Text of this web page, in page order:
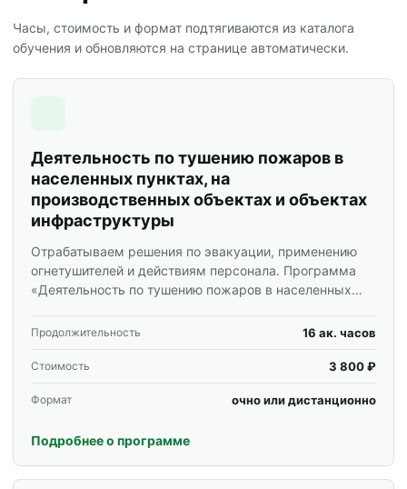
Часы, стоимость и формат подтягиваются из каталога
обучения и обновляются на странице автоматически.
Деятельность по тушению пожаров в
населенных пунктах, на
производственных объектах и объектах
инфраструктуры
Отрабатываем решения по эвакуации, применению
огнетушителей и действиям персонала. Программа
«Деятельность по тушению пожаров в населенных
инфраструктуры» для специалистов и корпоративных
групп.
Продолжительность 16 ак. часов
Стоимость 3 800 ₽
Формат очно или дистанционно
Подробнее о программе